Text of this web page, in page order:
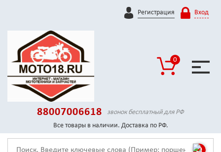
Регистрация Вход
0
88007006618
звонок бесплатный для РФ
Все товары в наличии. Доставка по РФ.